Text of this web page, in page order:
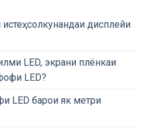
дисплейи
LED, экрани плёнкаи
LED?
LED барои як метри